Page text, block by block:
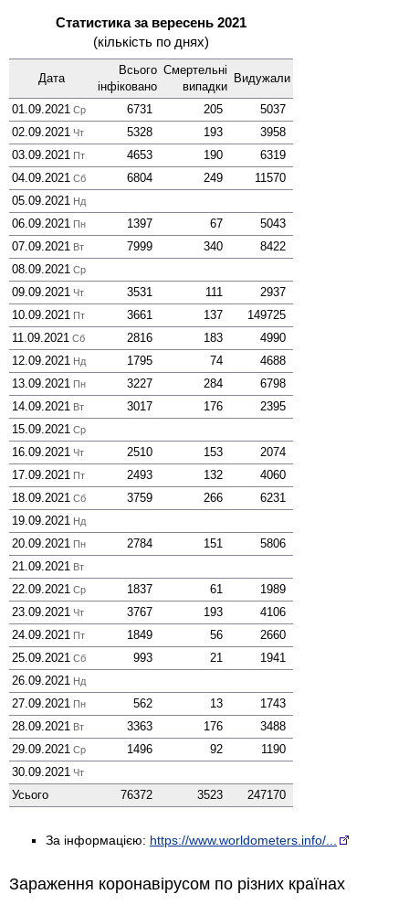
Статистика за вересень 2021
(кількість по днях)
Дата
Всього
інфі­ковано
Смер­тельні
випадки
Виду­жали
01.09.2021 Ср 6731 205
5037
02.09.2021 Чт 5328 193
3958
03.09.2021 Пт 4653 190
6319
04.09.2021 Сб 6804 249
11570
05.09.2021 Нд
06.09.2021 Пн 1397 67
5043
07.09.2021 Вт 7999 340
8422
08.09.2021 Ср
09.09.2021 Чт 3531 111
2937
10.09.2021 Пт 3661 137
149725
11.09.2021 Сб 2816 183
4990
12.09.2021 Нд 1795 74
4688
13.09.2021 Пн 3227 284
6798
14.09.2021 Вт 3017 176
2395
15.09.2021 Ср
16.09.2021 Чт 2510 153
2074
17.09.2021 Пт 2493 132
4060
18.09.2021 Сб 3759 266
6231
19.09.2021 Нд
20.09.2021 Пн 2784 151
5806
21.09.2021 Вт
22.09.2021 Ср 1837 61
1989
23.09.2021 Чт 3767 193
4106
24.09.2021 Пт 1849 56
2660
25.09.2021 Сб 993 21
1941
26.09.2021 Нд
27.09.2021 Пн 562 13
1743
28.09.2021 Вт 3363 176
3488
29.09.2021 Ср 1496 92
1190
30.09.2021 Чт
Усього 76372 3523 247170
За інформацією: https://www.worldometers.info/...
Зараження коронавірусом по різних країнах